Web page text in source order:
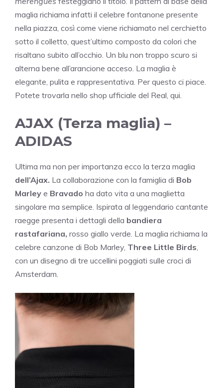
maglia richiama infatti il celebre fontanone presente
nella piazza, così come viene richiamato nel cerchietto
sotto il colletto, quest’ultimo composto da colori che
risaltano subito all’occhio. Un blu non troppo scuro si
alterna bene all’arancione acceso. La maglia è
elegante, pulita e rappresentativa. Per questo ci piace.
Potete trovarla nello shop ufficiale del Real, qui.
AJAX (Terza maglia) –
ADIDAS
Ultima ma non per importanza ecco la terza maglia
dell’Ajax. La collaborazione con la famiglia di Bob
Marley e Bravado ha dato vita a una maglietta
singolare ma semplice. Ispirata al leggendario cantante
raegge presenta i dettagli della bandiera
rastafariana, rosso giallo verde. La maglia richiama la
celebre canzone di Bob Marley, Three Little Birds
con un disegno di tre uccellini poggiati sulle croci di
Amsterdam.